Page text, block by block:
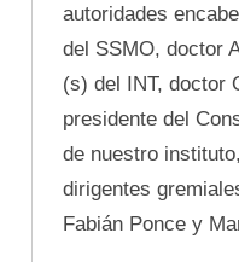
autoridades
del SSMO, doctor
(s) del INT, doctor
presidente del
de nuestro
dirigentes
Fabián Ponce y